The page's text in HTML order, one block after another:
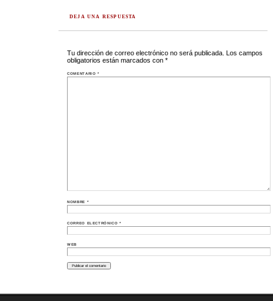
DEJA UNA RESPUESTA
Tu dirección de correo electrónico no será publicada. Los campos
obligatorios están marcados con*
COMENTARIO*
NOMBRE *
CORREO ELECTRÓNICO*
WEB